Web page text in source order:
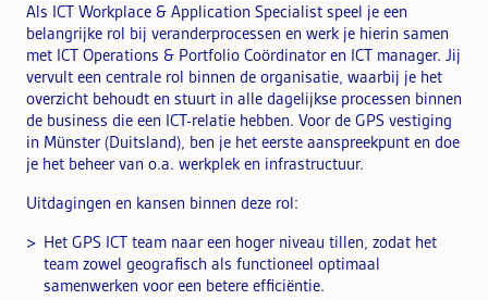
Als ICT Workplace & Application Specialist speel je een
belangrijke rol bij veranderprocessen en werk je hierin samen
met ICT Operations & Portfolio Coördinator en ICT manager. Jij
vervult een centrale rol binnen de organisatie, waarbij je het
overzicht behoudt en stuurt in alle dagelijkse processen binnen
de business die een ICT-relatie hebben. Voor de GPS vestiging
in Münster (Duitsland), ben je het eerste aanspreekpunt en doe
je het beheer van o.a. werkplek en infrastructuur.
Uitdagingen en kansen binnen deze rol:
Het GPS ICT team naar een hoger niveau tillen, zodat het
team zowel geografisch als functioneel optimaal
samenwerken voor een betere efficiëntie.